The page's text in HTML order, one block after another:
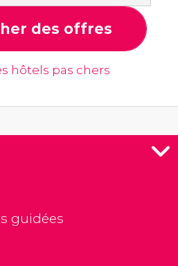
des offres
hôtels pas chers
guidées